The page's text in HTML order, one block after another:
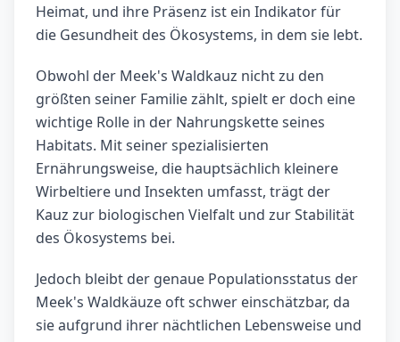
Heimat, und ihre Präsenz ist ein Indikator für
die Gesundheit des Ökosystems, in dem sie lebt.
Obwohl der Meek's Waldkauz nicht zu den
größten seiner Familie zählt, spielt er doch eine
wichtige Rolle in der Nahrungskette seines
Habitats. Mit seiner spezialisierten
Ernährungsweise, die hauptsächlich kleinere
Wirbeltiere und Insekten umfasst, trägt der
Kauz zur biologischen Vielfalt und zur Stabilität
des Ökosystems bei.
Jedoch bleibt der genaue Populationsstatus der
Meek's Waldkäuze oft schwer einschätzbar, da
sie aufgrund ihrer nächtlichen Lebensweise und